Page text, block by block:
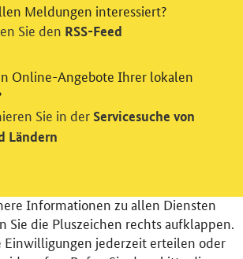
in Tracking und / oder
dieser Stelle um Ihre Einwilligung für
unserer Webseite: Wir
mit Hilfe
Statistiken verstehen, um
Informationen zu allen Diensten
Sie die Pluszeichen rechts aufklappen.
Einwilligungen jederzeit erteilen oder
Meldungen interessiert?
Sie den RSS-Feed
Online-Angebote Ihrer lokalen
Sie in der Servicesuche von
Ländern